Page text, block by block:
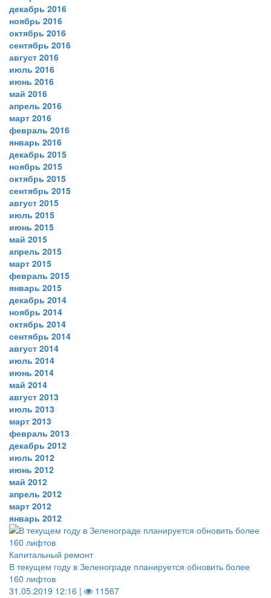
декабрь 2016
ноябрь 2016
октябрь 2016
сентябрь 2016
август 2016
июль 2016
июнь 2016
май 2016
апрель 2016
март 2016
февраль 2016
январь 2016
декабрь 2015
ноябрь 2015
октябрь 2015
сентябрь 2015
август 2015
июль 2015
июнь 2015
май 2015
апрель 2015
март 2015
февраль 2015
январь 2015
декабрь 2014
ноябрь 2014
октябрь 2014
сентябрь 2014
август 2014
июль 2014
июнь 2014
май 2014
август 2013
июль 2013
март 2013
февраль 2013
декабрь 2012
июль 2012
июнь 2012
май 2012
апрель 2012
март 2012
январь 2012
Капитальный ремонт
В текущем году в Зеленограде планируется обновить более
160 лифтов
31.05.2019 12:16 |
11567